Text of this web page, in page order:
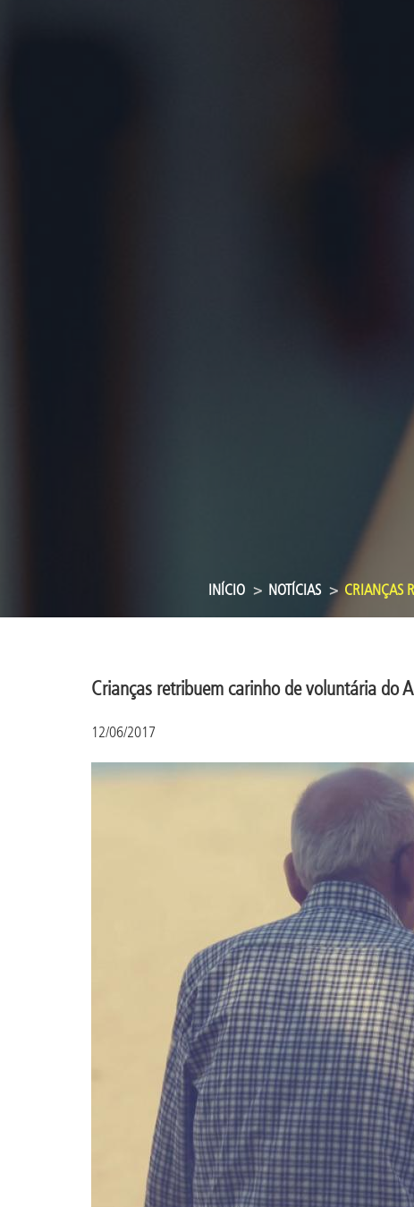
INÍCIO NOTÍCIAS CRIANÇAS
Crianças retribuem carinho de voluntária do
12/06/2017